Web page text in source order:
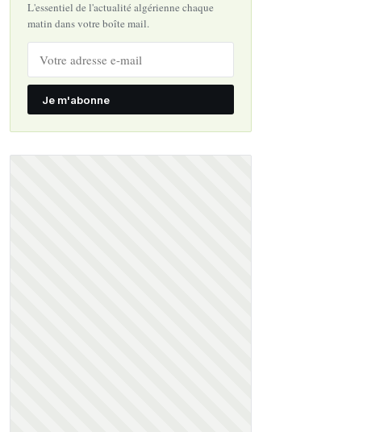
L'essentiel de l'actualité algérienne chaque
matin dans votre boîte mail.
Je m'abonne